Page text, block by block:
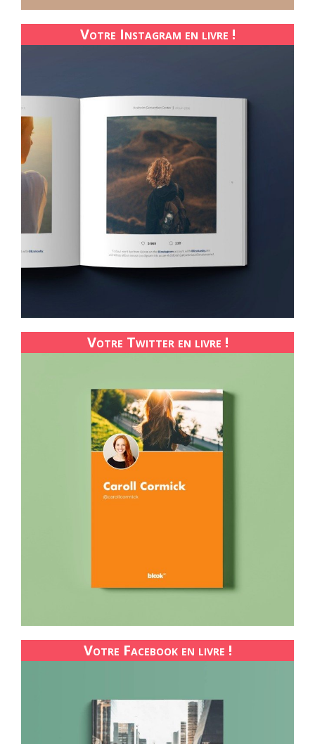
Votre Instagram en livre !
Votre Twitter en livre !
Votre Facebook en livre !